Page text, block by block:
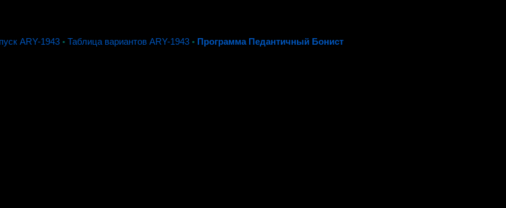
ARY-1943 ◦ Таблица вариантов ARY-1943 ◦ Программа Педантичный Бонист